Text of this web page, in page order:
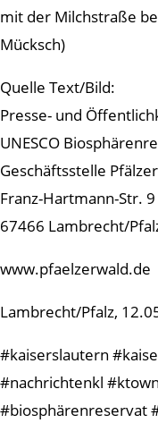
mit der Milchstraße
Mücksch)
Quelle Text/Bild:
Presse- und
UNESCO
Geschäftsstelle
Franz-Hartmann-Str. 9
67466 Lambrecht/
www.pfaelzerwald.de
Lambrecht/Pfalz,
#kaiserslautern
#nachrichtenkl
#biosphärenreservat